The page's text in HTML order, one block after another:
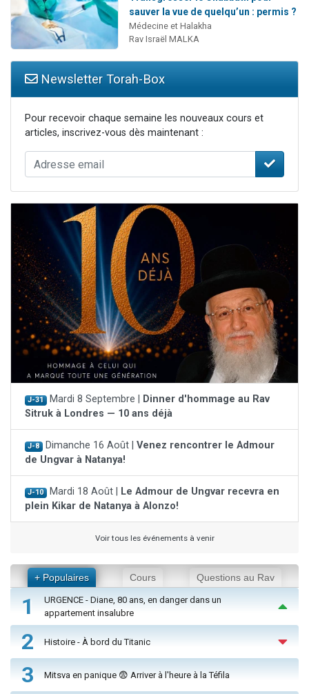
sauver la vue de quelqu’un : permis ?
Médecine et Halakha
Rav Israël MALKA
Newsletter Torah-Box
Pour recevoir chaque semaine les nouveaux cours et
articles, inscrivez-vous dès maintenant :
J-31 Mardi 8 Septembre |
Dinner d'hommage au Rav
Sitruk à Londres — 10 ans déjà
J-8 Dimanche 16 Août | Venez rencontrer le Admour
de Ungvar à Natanya!
J-10 Mardi 18 Août |
Le Admour de Ungvar recevra en
plein Kikar de Natanya à Alonzo!
Voir tous les événements à venir
+ Populaires Cours Questions au Rav
1
URGENCE - Diane, 80 ans, en danger dans un
appartement insalubre
2 Histoire - À bord du Titanic
3 Mitsva en panique 😨 Arriver à l'heure à la Téfila